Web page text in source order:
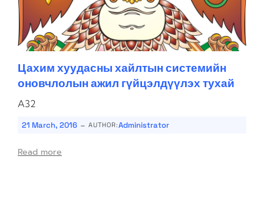
Цахим хуудасны хайлтын системийн
оновчлолын ажил гүйцэлдүүлэх тухай
A32
21 March, 2016 - AUTHOR:Administrator
Read more